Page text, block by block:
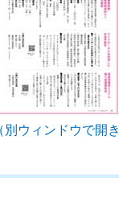
ウィンドウで開き